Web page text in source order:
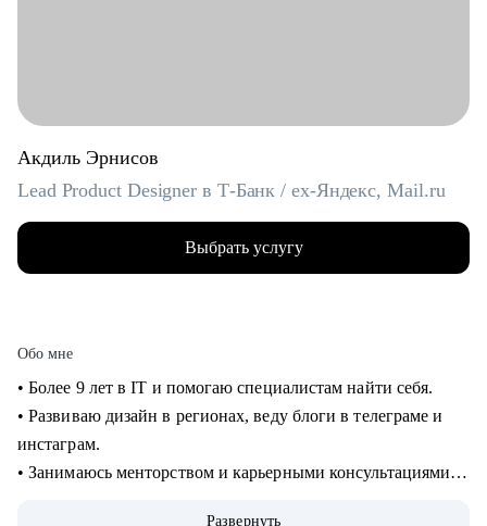
Акдиль Эрнисов
Lead Product Designer в Т-Банк / ex-Яндекс, Mail.ru
Выбрать услугу
Обо мне
• Более 9 лет в IT и помогаю специалистам найти себя.
• Развиваю дизайн в регионах, веду блоги в телеграме и
инстаграм.
• Занимаюсь менторством и карьерными консультациями с
Развернуть